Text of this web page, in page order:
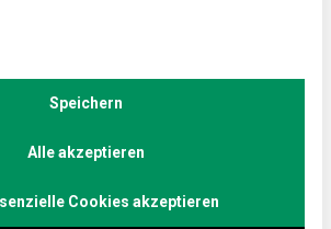
oder im Bundeswehreinsatz,
(EPa) garantiert die
hat mit einem
der Service-Gruppen, für die eine
Speichern
Alle akzeptieren
Cookies akzeptieren